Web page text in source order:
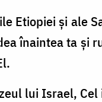
Etiopiei şi ale
înaintea ta şi
lui Israel,